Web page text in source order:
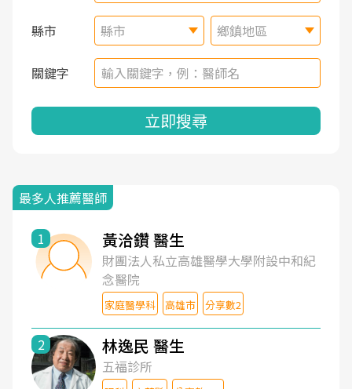
縣市 縣市 鄉鎮地區
關鍵字
立即搜尋
最多人推薦醫師
1 黃洽鑽 醫生
財團法人私立高雄醫學大學附設中和紀
念醫院
家庭醫學科 高雄市 分享數2
2 林逸民 醫生
五福診所